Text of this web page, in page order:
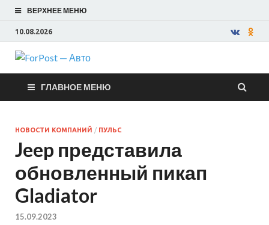
ВЕРХНЕЕ МЕНЮ
10.08.2026
ForPost —
Авто
ГЛАВНОЕ МЕНЮ
НОВОСТИ КОМПАНИЙ / ПУЛЬС
Jeep представила
обновленный пикап
Gladiator
15.09.2023